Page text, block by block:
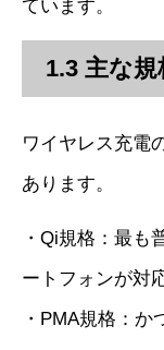
ています。
1.3 主な
ワイヤレス充電
あります。
・Qi規格：最も
ートフォンが対
・PMA規格：